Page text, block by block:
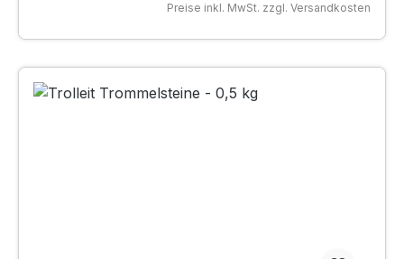
Preise inkl. MwSt. zzgl. Versandkosten